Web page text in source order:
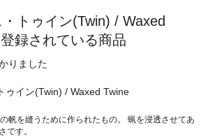
・トゥイン(Twin) / Waxed
録されている商品
りました
ゥイン(Twin) / Waxed Twine
帆を縫うために作られたもの。 蝋を浸透させてあ
です。